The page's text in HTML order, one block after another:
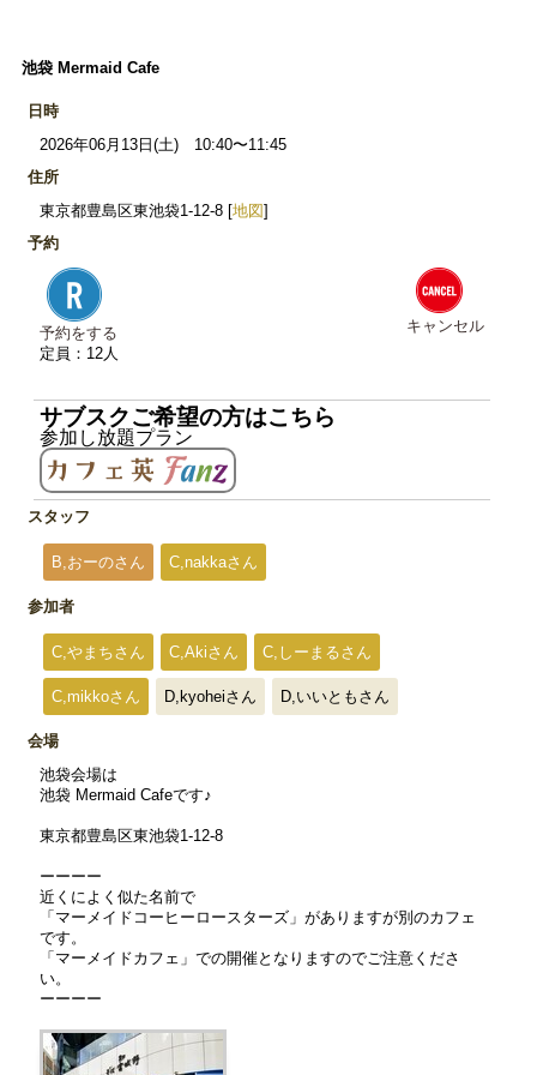
池袋 Mermaid Cafe
日時
2026年06月13日(土) 10:40〜11:45
住所
東京都豊島区東池袋1-12-8 [地図]
予約
予約をする
定員：12人
キャンセル
サブスクご希望の方はこちら
参加し放題プラン
スタッフ
B,おーのさん C,nakkaさん
参加者
C,やまちさん C,Akiさん C,しーまるさん
C,mikkoさん D,kyoheiさん D,いいともさん
会場
池袋会場は
池袋 Mermaid Cafeです♪
東京都豊島区東池袋1-12-8
ーーーー
近くによく似た名前で
「マーメイドコーヒーロースターズ」がありますが別のカフェ
です。
「マーメイドカフェ」での開催となりますのでご注意くださ
い。
ーーーー